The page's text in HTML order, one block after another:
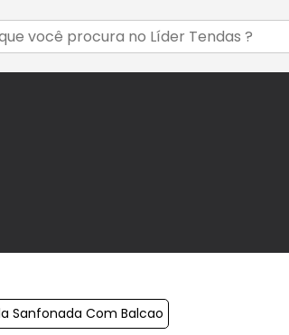
Sanfonada Com Balcao